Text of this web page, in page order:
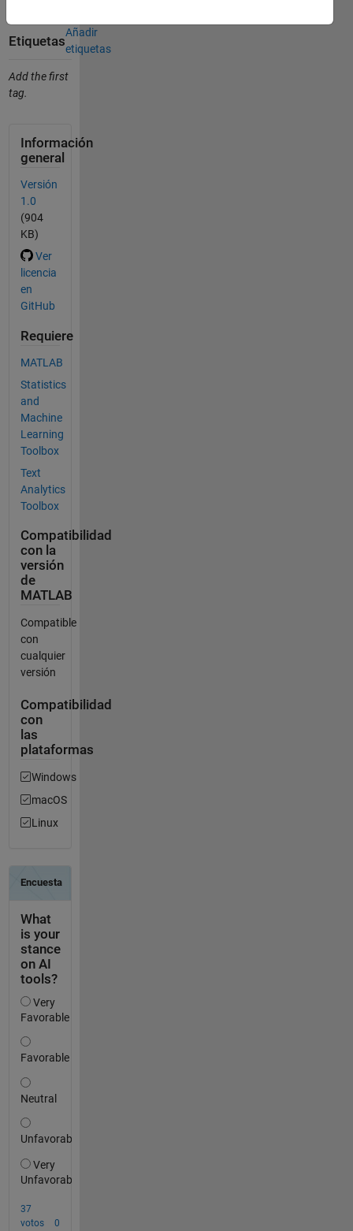
Etiquetas
Añadir
etiquetas
Add the first
tag.
Información
general
Versión
1.0
(904
KB)
Ver
licencia
en
GitHub
Requiere
MATLAB
Statistics
and
Machine
Learning
Toolbox
Text
Analytics
Toolbox
Compatibilidad
con la
versión
de
MATLAB
Compatible
con
cualquier
versión
Compatibilidad
con
las
plataformas
Windows
macOS
Linux